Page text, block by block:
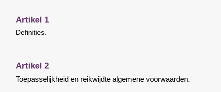
Artikel 1
Definities.
Artikel 2
Toepasselijkheid en reikwijdte algemene voorwaarden.